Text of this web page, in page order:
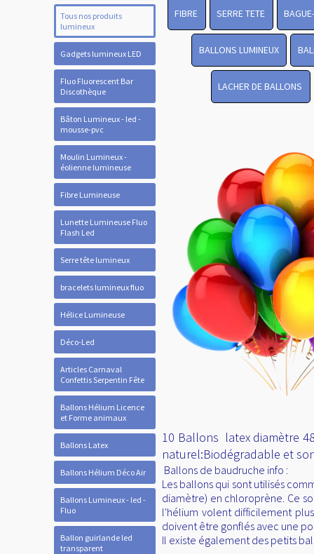
Tous nos produits
lumineux
Gadgets lumineux LED
Fluo Fluorescent Bar
Discothèque
Bâton Lumineux - led -
mousse-pvc
Moulin Lumineux -
éolienne lumineuse
Fibre Lumineuse
Lunette Lumineuse Fluo
Flash Led
Serre tête lumineux
bracelets lumineux fluo
Hélice Lumineuse
Déco-Led
Articles Carnaval
Confettis Serpentin Fête
Ballons Hélium Licence
et Forme animaux
Ballons Latex
Ballons Hélium Déco Air
Ballons Lumineux - led -
Fluo
Ballon guirlande led
transparent
FIBRE SERRE TETE
BALLONS LUMINEUX
LACHER DE BALLONS
10 Ballons latex diamètre
naturel:Biodégradable et
Ballons de baudruche info :
Les ballons qui sont utilisés
diamètre) en chloroprène. Ce
l'hélium volent difficilement
doivent être gonflés avec une
Il existe également des petits